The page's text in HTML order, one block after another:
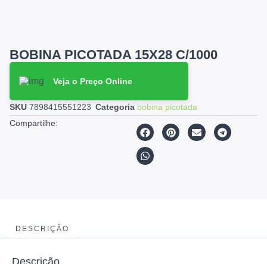
BOBINA PICOTADA 15X28 C/1000
Veja o Preço Online
SKU 7898415551223 Categoria bobina picotada
Compartilhe:
DESCRIÇÃO